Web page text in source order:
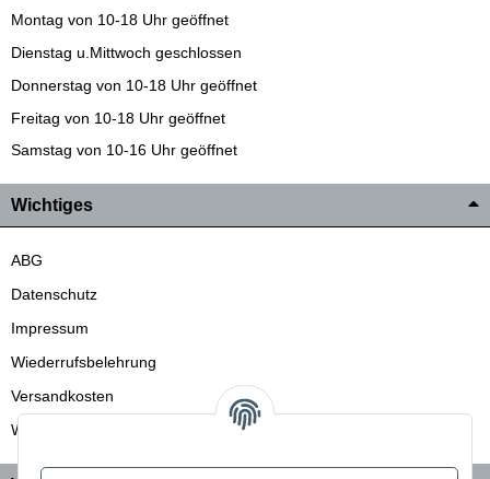
Montag von 10-18 Uhr geöffnet
Dienstag u.Mittwoch geschlossen
Donnerstag von 10-18 Uhr geöffnet
Freitag von 10-18 Uhr geöffnet
Samstag von 10-16 Uhr geöffnet
Wichtiges
ABG
Datenschutz
Impressum
Wiederrufsbelehrung
Versandkosten
Wir liefern auch in die Schweiz